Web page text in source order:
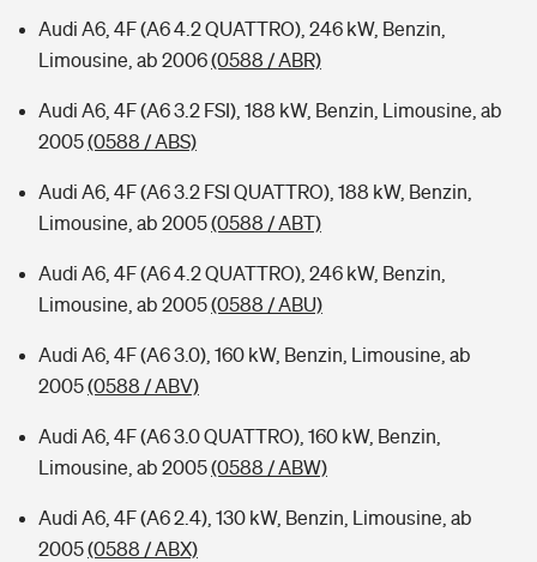
Audi A6, 4F (A6 4.2 QUATTRO), 246 kW, Benzin,
Limousine, ab 2006(0588 / ABR)
Audi A6, 4F (A6 3.2 FSI), 188 kW, Benzin, Limousine, ab
2005(0588 / ABS)
Audi A6, 4F (A6 3.2 FSI QUATTRO), 188 kW, Benzin,
Limousine, ab 2005(0588 / ABT)
Audi A6, 4F (A6 4.2 QUATTRO), 246 kW, Benzin,
Limousine, ab 2005(0588 / ABU)
Audi A6, 4F (A6 3.0), 160 kW, Benzin, Limousine, ab
2005(0588 / ABV)
Audi A6, 4F (A6 3.0 QUATTRO), 160 kW, Benzin,
Limousine, ab 2005(0588 / ABW)
Audi A6, 4F (A6 2.4), 130 kW, Benzin, Limousine, ab
2005(0588 / ABX)